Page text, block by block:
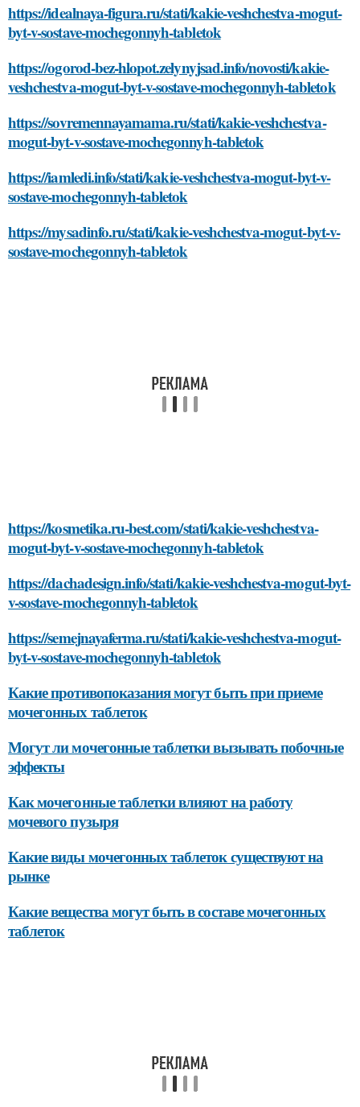
https://idealnaya-figura.ru/stati/kakie-veshchestva-mogut-
byt-v-sostave-mochegonnyh-tabletok
https://ogorod-bez-hlopot.zelynyjsad.info/novosti/kakie-
veshchestva-mogut-byt-v-sostave-mochegonnyh-tabletok
https://sovremennayamama.ru/stati/kakie-veshchestva-
mogut-byt-v-sostave-mochegonnyh-tabletok
https://iamledi.info/stati/kakie-veshchestva-mogut-byt-v-
sostave-mochegonnyh-tabletok
https://mysadinfo.ru/stati/kakie-veshchestva-mogut-byt-v-
sostave-mochegonnyh-tabletok
https://kosmetika.ru-best.com/stati/kakie-veshchestva-
mogut-byt-v-sostave-mochegonnyh-tabletok
https://dachadesign.info/stati/kakie-veshchestva-mogut-byt-
v-sostave-mochegonnyh-tabletok
https://semejnayaferma.ru/stati/kakie-veshchestva-mogut-
byt-v-sostave-mochegonnyh-tabletok
Какие противопоказания могут быть при приеме
мочегонных таблеток
Могут ли мочегонные таблетки вызывать побочные
эффекты
Как мочегонные таблетки влияют на работу
мочевого пузыря
Какие виды мочегонных таблеток существуют на
рынке
Какие вещества могут быть в составе мочегонных
таблеток